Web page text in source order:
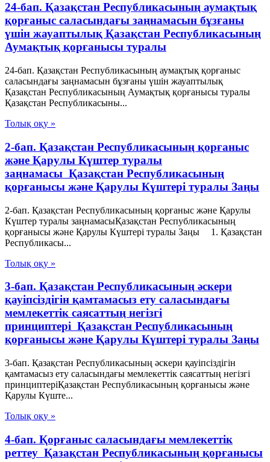
24-бап. Қазақстан Республикасының аумақтық
қорғаныс саласындағы заңнамасын бұзғаны
үшін жауаптылық Қазақстан Республикасының
Аумақтық қорғанысы туралы
24-бап. Қазақстан Республикасының аумақтық қорғаныс
саласындағы заңнамасын бұзғаны үшін жауаптылық
Қазақстан Республикасының Аумақтық қорғанысы туралы
Қазақстан Республикасыны...
Толық оқу »
2-бап. Қазақстан Республикасының қорғаныс
және Қарулы Күштер туралы
заңнамасы Қазақстан Республикасының
қорғанысы және Қарулы Күштері туралы Заңы
2-бап. Қазақстан Республикасының қорғаныс және Қарулы
Күштер туралы заңнамасыҚазақстан Республикасының
қорғанысы және Қарулы Күштері туралы Заңы 1. Қазақстан
Республикасы...
Толық оқу »
3-бап. Қазақстан Республикасының әскери
қауіпсіздігін қамтамасыз ету саласындағы
мемлекеттік саясаттың негізгі
принциптері Қазақстан Республикасының
қорғанысы және Қарулы Күштері туралы Заңы
3-бап. Қазақстан Республикасының әскери қауіпсіздігін
қамтамасыз ету саласындағы мемлекеттік саясаттың негізгі
принциптеріҚазақстан Республикасының қорғанысы және
Қарулы Күште...
Толық оқу »
4-бап. Қорғаныс саласындағы мемлекеттік
реттеу Қазақстан Республикасының қорғанысы